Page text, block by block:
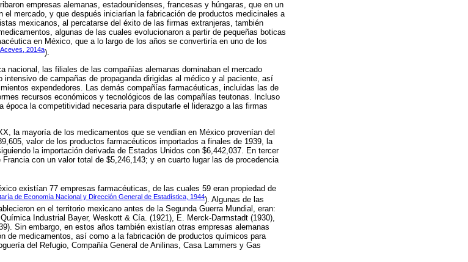
empresas alemanas, estadounidenses, francesas y húngaras, que en un
el mercado, y que después iniciarían la fabricación de productos medicinales a
mexicanos, al percatarse del éxito de las firmas extranjeras, también
algunas de las cuales evolucionaron a partir de pequeñas boticas
en México, que a lo largo de los años se convertiría en uno de los
2014a).
nacional, las filiales de las compañías alemanas dominaban el mercado
de campañas de propaganda dirigidas al médico y al paciente, así
expendedores. Las demás compañías farmacéuticas, incluidas las de
recursos económicos y tecnológicos de las compañías teutonas. Incluso
época la competitividad necesaria para disputarle el liderazgo a las firmas
la mayoría de los medicamentos que se vendían en México provenían del
valor de los productos farmacéuticos importados a finales de 1939, la
la importación derivada de Estados Unidos con $6,442,037. En tercer
con un valor total de $5,246,143; y en cuarto lugar las de procedencia
existían 77 empresas farmacéuticas, de las cuales 59 eran propiedad de
de Economía Nacional y Dirección General de Estadística, 1944). Algunas de las
en el territorio mexicano antes de la Segunda Guerra Mundial, eran:
Industrial Bayer, Weskott & Cía. (1921), E. Merck-Darmstadt (1930),
Sin embargo, en estos años también existían otras empresas alemanas
de medicamentos, así como a la fabricación de productos químicos para
del Refugio, Compañía General de Anilinas, Casa Lammers y Gas